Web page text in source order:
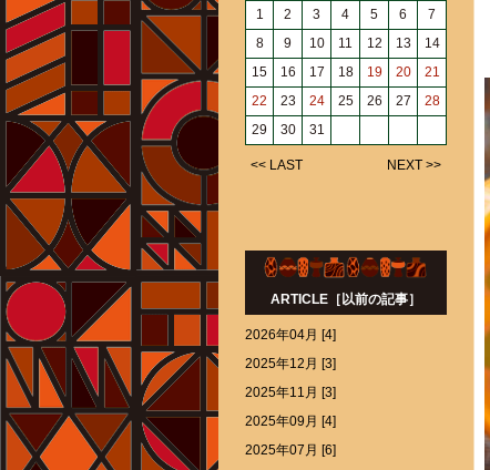
1
2 3 4 5 6
7
8
9 10 11 12 13
14
15
16 17 18 19 20
21
22
23 24 25 26 27
28
29
30 31
<< LAST NEXT >>
ARTICLE［以前の記事］
2026年04月 [4]
2025年12月 [3]
2025年11月 [3]
2025年09月 [4]
2025年07月 [6]